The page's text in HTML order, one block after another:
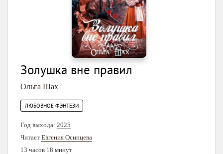
Золушка вне правил
Ольга Шах
ЛЮБОВНОЕ ФЭНТЕЗИ
Год выхода: 2025
Читает Евгения Осинцева
13 часов 18 минут